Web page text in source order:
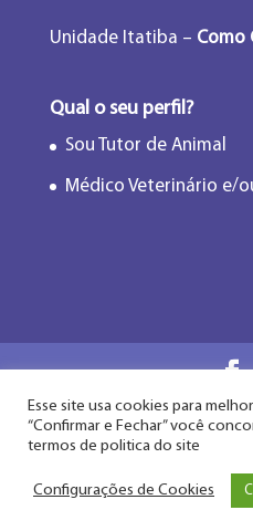
Unidade Itatiba – Como
Qual o seu perfil?
Sou Tutor de Animal
Médico Veterinário e/
Flor de Lótus
Esse site usa cookies para
“Confirmar e Fechar” você
termos de politica do site
Configurações de Cookies